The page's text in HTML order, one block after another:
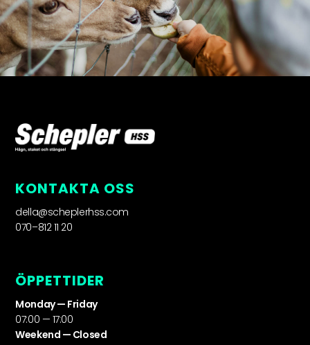
KONTAKTA OSS
della@scheplerhss.com
070–812 11 20
ÖPPETTIDER
Monday — Friday
07:00 — 17:00
Weekend — Closed